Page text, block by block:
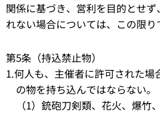
関係に基づき、営利を目的とせ
れない場合については、この限り
第5条（持込禁止物）
1.何人も、主催者に許可された場
の物を持ち込んではならない。
（1）銃砲刀剣類、花火、爆竹